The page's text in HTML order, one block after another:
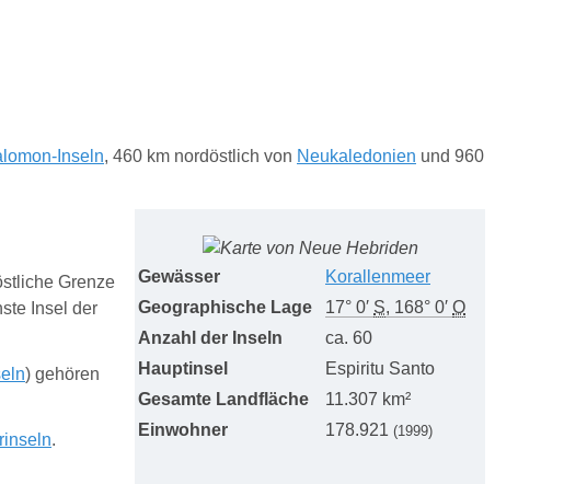
Inseln, 460 km nordöstlich von Neukaledonien und 960
Grenze
Insel der
) gehören
.
Gewässer
Korallenmeer
Geographische Lage
17° 0′ S, 168° 0′ O
Anzahl der Inseln
ca. 60
Hauptinsel
Espiritu Santo
Gesamte Landfläche
11.307 km²
Einwohner
178.921 (1999)